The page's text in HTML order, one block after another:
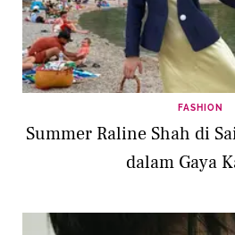
FASHION
Summer Raline Shah di
dalam Gaya